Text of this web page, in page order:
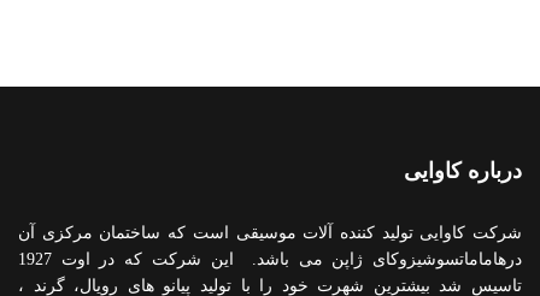
درباره کاوایی
شرکت کاوایی تولید کننده آلات موسیقی است که ساختمان مرکزی آن
درهاماماتسوشیزوکای ژاپن می باشد. این شرکت که در اوت 1927
تاسیس شد بیشترین شهرت خود را با تولید پیانو های رویال، گرند ،